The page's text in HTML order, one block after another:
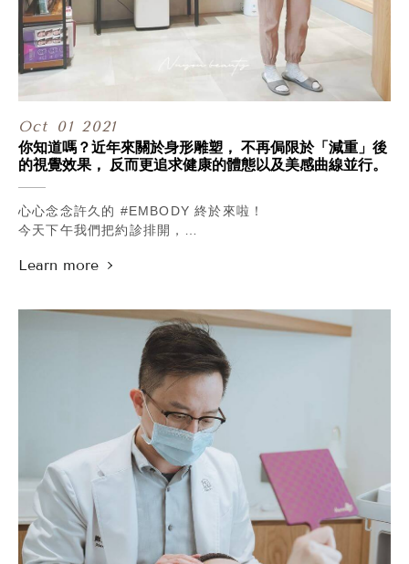
Oct 01 2021
你知道嗎？近年來關於身形雕塑， 不再侷限於「減重」後
的視覺效果， 反而更追求健康的體態以及美感曲線並行。
心心念念許久的 #EMBODY 終於來啦！
今天下午我們把約診排開，
就為了讓每位同仁都能好好認識它。
EMBODY是什麼呢？
其實它的原理很簡單，
透過高強度聚焦的電磁能量，
替我們最重要的核心肌群，
達到被動式極限收縮狀態，
不僅減脂，同時也增肌，
讓透過醫美雕塑體態這件事情，
變得更自然、安全，
且更符合健康價值的 #動態美感。
.
關於EMBODY的更多介紹，
之後在Blog也會有更詳細的說明，
想要搶先了解的朋友們，
不妨先透過官方LINE@了解更多！